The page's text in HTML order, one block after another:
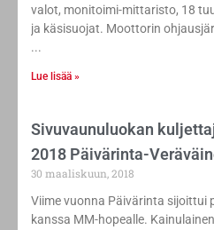
valot, monitoimi-mittaristo, 18
ja käsisuojat. Moottorin
Lue lisää »
Sivuvaunuluokan
2018 Päivärinta-
30 maaliskuun, 2018
Viime vuonna Päivärinta sijoittui
kanssa MM-hopealle.